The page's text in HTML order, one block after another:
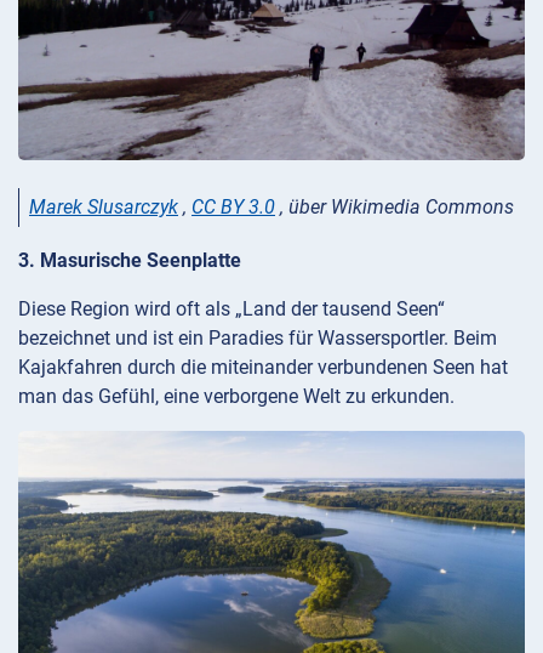
Marek Slusarczyk , CC BY 3.0 , über Wikimedia Commons
3. Masurische Seenplatte
Diese Region wird oft als „Land der tausend Seen“
bezeichnet und ist ein Paradies für Wassersportler. Beim
Kajakfahren durch die miteinander verbundenen Seen hat
man das Gefühl, eine verborgene Welt zu erkunden.